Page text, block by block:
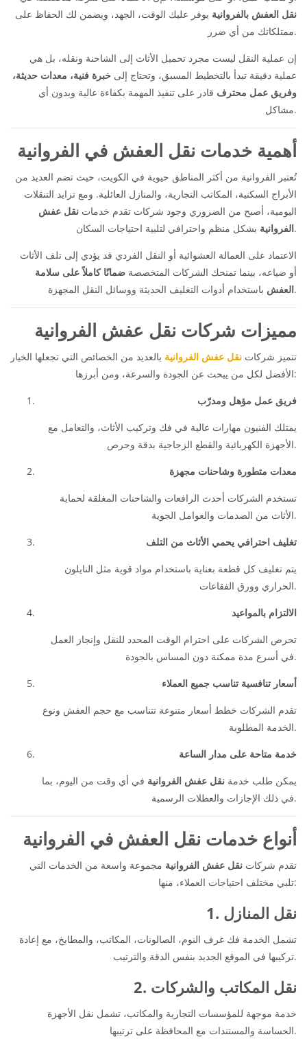
نقل العفش بالفروانية يوفر عليك الوقت، الجهد، ويضمن لك الحفاظ على
ممتلكاتك من أي ضرر.
إن عملية النقل ليست مجرد تحميل الأثاث إلى الشاحنة ونقله، بل هي
عملية دقيقة تبدأ بالتخطيط المسبق، وتحتاج إلى خبرة فنية، معدات حديثة،
وفريق عمل محترف قادر على تنفيذ المهمة بكفاءة عالية وبدون أي
مشاكل.
أهمية خدمات نقل العفش في الفروانية
تُعتبر الفروانية من أكثر المناطق حيوية في الكويت، حيث تضم العديد من
الأبراج السكنية، المكاتب التجارية، والمنازل العائلية. ومع تزايد التنقلات
اليومية، أصبح من الضروري وجود شركات تقدم خدمات نقل عفش
الفروانيةبشكل منظم واحترافي لتلبية احتياجات السكان.
الاعتماد على العمالة العشوائية أو النقل الفردي قد يؤدي إلى تلف الأثاث
أو ضياعه، بينما تمنحك الشركات المتخصصة ضمانًا كاملاً على سلامة
العفشباستخدام أدوات التغليف الحديثة ووسائل النقل المجهزة.
مميزات شركات نقل عفش الفروانية
تتميز شركات نقل عفش الفروانية بالعديد من الخصائص التي تجعلها الخيار
الأفضل لكل من يبحث عن الجودة والسرعة، ومن أبرزها:
فريق عمل مؤهل ومدرّب
يمتلك الفنيون مهارات عالية في فك وتركيب الأثاث، والتعامل مع
الأجهزة الكهربائية والقطع الزجاجية بدقة وحرص.
معدات متطورة وشاحنات مجهزة
تستخدم الشركات أحدث الرافعات والشاحنات المغلقة لحماية
الأثاث من الصدمات والعوامل الجوية.
تغليف احترافي يحمي الأثاث من التلف
يتم تغليف كل قطعة بعناية باستخدام مواد قوية مثل النايلون
الحراري وورق الفقاعات.
الالتزام بالمواعيد
تحرص الشركات على احترام الوقت المحدد للنقل وإنجاز العمل
في أسرع مدة ممكنة دون المساس بالجودة.
أسعار تنافسية تناسب جميع العملاء
تقدم الشركات خطط أسعار متنوعة تتناسب مع حجم العفش ونوع
الخدمة المطلوبة.
خدمة متاحة على مدار الساعة
يمكن طلب خدمة نقل عفش الفروانية في أي وقت من اليوم، بما
في ذلك الإجازات والعطلات الرسمية.
أنواع خدمات نقل العفش في الفروانية
تقدم شركات نقل عفش الفروانية مجموعة واسعة من الخدمات التي
تلبي مختلف احتياجات العملاء، منها:
1. نقل المنازل
تشمل الخدمة فك غرف النوم، الصالونات، المكاتب، والمطابخ، مع إعادة
تركيبها في الموقع الجديد بنفس الدقة والترتيب.
2. نقل المكاتب والشركات
خدمة موجهة للمؤسسات التجارية والمكاتب، تشمل نقل الأجهزة
الحساسة والمستندات مع المحافظة على ترتيبها.